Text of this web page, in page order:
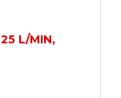
L/MIN,